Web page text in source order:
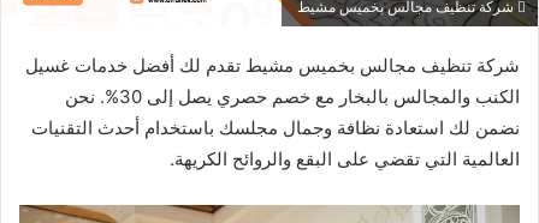
شركة تنظيف مجالس بخميس مشيط
شركة تنظيف مجالس بخميس مشيط تقدم لك أفضل خدمات غسيل
الكنب والمجالس بالبخار مع خصم حصري يصل إلى 30%. نحن
نضمن لك استعادة نظافة وجمال مجلسك باستخدام أحدث التقنيات
العالمية التي تقضي على البقع والروائح الكريهة.